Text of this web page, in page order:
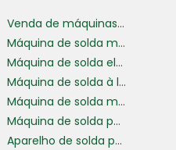
Venda de máquinas de solda
Máquina de solda mig pequena
Máquina de solda elétrica para compras
Máquina de solda à laser
Máquina de solda mig sem gás
Máquina de solda portatil 110v 220v
Aparelho de solda pequeno